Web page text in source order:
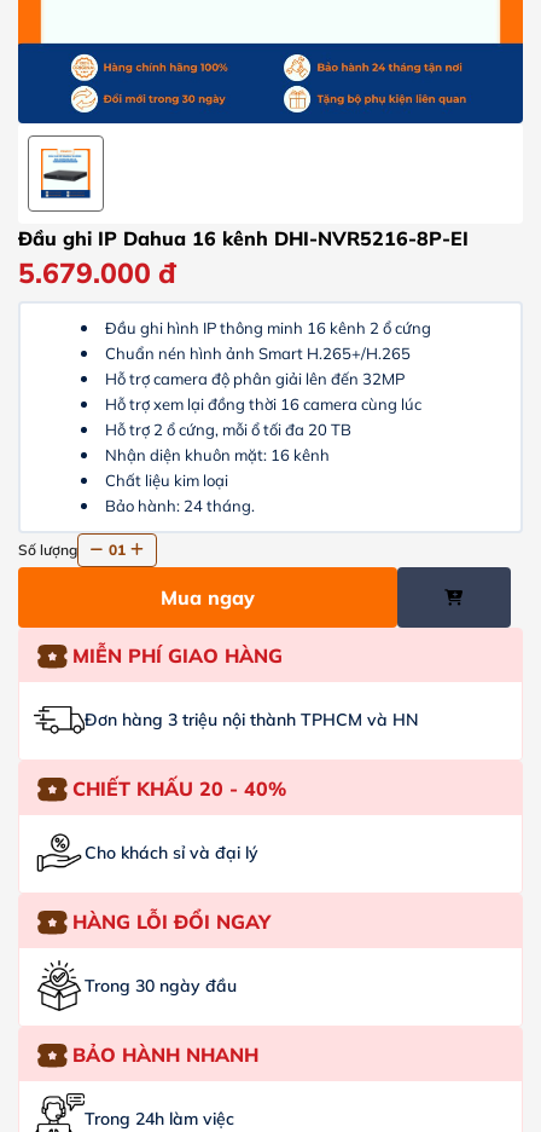
Đầu ghi IP Dahua 16 kênh DHI-NVR5216-8P-EI
5.679.000 đ
Đầu ghi hình IP thông minh 16 kênh 2 ổ cứng
Chuẩn nén hình ảnh Smart H.265+/H.265
Hỗ trợ camera độ phân giải lên đến 32MP
Hỗ trợ xem lại đồng thời 16 camera cùng lúc
Hỗ trợ 2 ổ cứng, mỗi ổ tối đa 20 TB
Nhận diện khuôn mặt: 16 kênh
Chất liệu kim loại
Bảo hành: 24 tháng.​
Số lượng 01
Mua ngay
MIỄN PHÍ GIAO HÀNG
Đơn hàng 3 triệu nội thành TPHCM và HN
CHIẾT KHẤU 20 - 40%
Cho khách sỉ và đại lý
HÀNG LỖI ĐỔI NGAY
Trong 30 ngày đầu
BẢO HÀNH NHANH
Trong 24h làm việc